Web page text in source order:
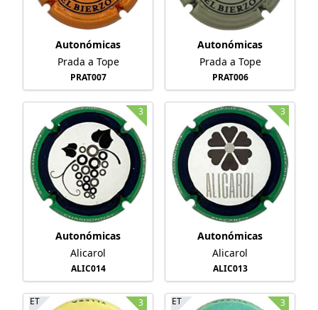
Autonómicas
Prada a Tope
PRAT007
Autonómicas
Prada a Tope
PRAT006
3
Autonómicas
Alicarol
ALIC014
3
Autonómicas
Alicarol
ALIC013
ET 3 ET 3